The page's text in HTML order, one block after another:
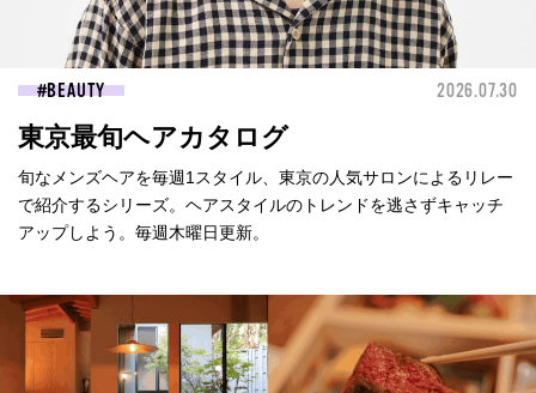
BEAUTY 2026.07.30
東京最旬ヘアカタログ
旬なメンズヘアを毎週1スタイル、東京の人気サロンによるリレー
で紹介するシリーズ。ヘアスタイルのトレンドを逃さずキャッチ
アップしよう。毎週木曜日更新。